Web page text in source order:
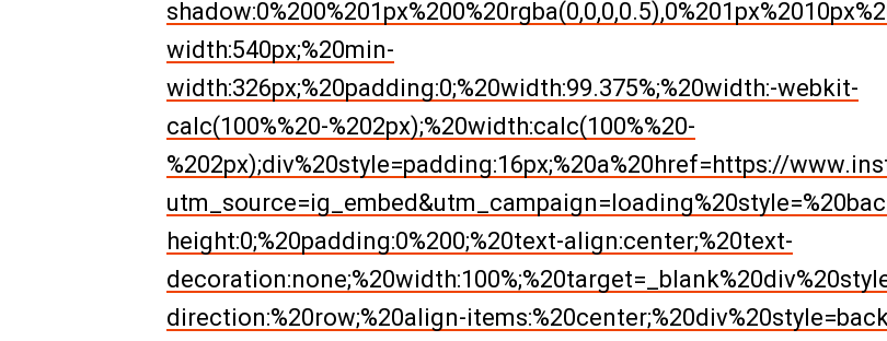
width:540px;%20min-
width:326px;%20padding:0;%20width:99.375%;%20width:-webkit-
calc(100%%20-%202px);%20width:calc(100%%20-
%202px);div%20style=padding:16px;%20a%20href=https://
height:0;%20padding:0%200;%20text-align:center;%20text-
direction:%20row;%20align-